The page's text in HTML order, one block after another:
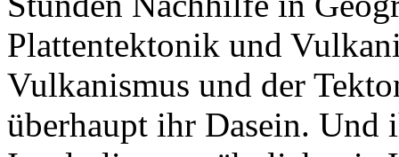
Vulkanismus und der
überhaupt ihr Dasein. Und
Inseln liegen - ähnlich wie